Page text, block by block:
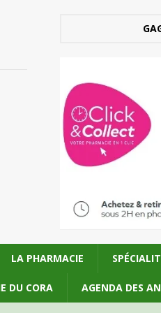
LA PHARMACIE
DU CORA AGENDA DES